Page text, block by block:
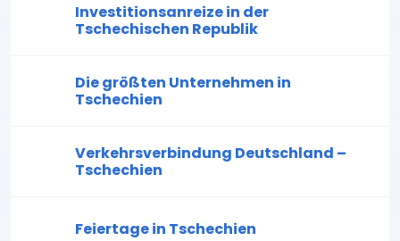
Investitionsanreize in der
Tschechischen Republik
Die größten Unternehmen in
Tschechien
Verkehrsverbindung Deutschland –
Tschechien
Feiertage in Tschechien